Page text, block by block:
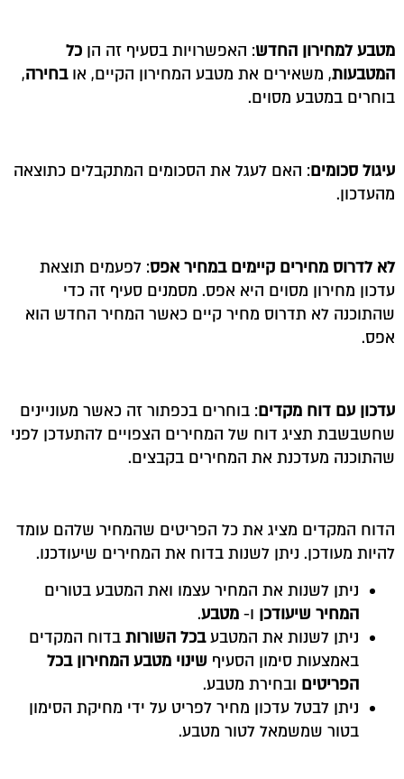
מטבע למחירון החדש: האפשרויות בסעיף זה הן כל
המטבעות, משאירים את מטבע המחירון הקיים, אובחירה,
בוחרים במטבע מסוים.
עיגול סכומים: האם לעגל את הסכומים המתקבלים כתוצאה
מהעדכון.
לא לדרוס מחירים קיימים במחיר אפס: לפעמים תוצאת
עדכון מחירון מסוים היא אפס. מסמנים סעיף זה כדי
שהתוכנה לא תדרוס מחיר קיים כאשר המחיר החדש הוא
אפס.
עדכון עם דוח מקדים: בוחרים בכפתור זה כאשר מעוניינים
שחשבשבת תציג דוח של המחירים הצפויים להתעדכן לפני
שהתוכנה מעדכנת את המחירים בקבצים.
הדוח המקדים מציג את כל הפריטים שהמחיר שלהם עומד
להיות מעודכן. ניתן לשנות בדוח את המחירים שיעודכנו.
ניתן לשנות את המחיר עצמו ואת המטבע בטורים
המחיר שיעודכן ו- מטבע.
ניתן לשנות את המטבעבכל השורות בדוח המקדים
באמצעות סימון הסעיף שינוי מטבע המחירון בכל
הפריטים ובחירת מטבע.
ניתן לבטל עדכון מחיר לפריט על ידי מחיקת הסימון
בטור שמשמאל לטור מטבע.